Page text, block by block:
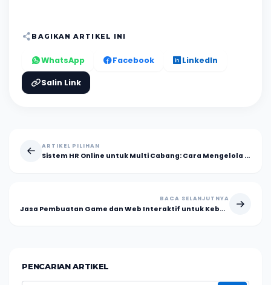
BAGIKAN ARTIKEL INI
WhatsApp Facebook LinkedIn
Salin Link
ARTIKEL PILIHAN
Sistem HR Online untuk Multi Cabang: Cara Mengelola Karyawan Lebih Terpusat
BACA SELANJUTNYA
Jasa Pembuatan Game dan Web Interaktif untuk Kebutuhan Bisnis Modern
PENCARIAN ARTIKEL